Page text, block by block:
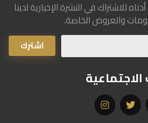
للاشتراك في النشرة الإخبارية لدينا
والعروض الخاصة.
اشترك